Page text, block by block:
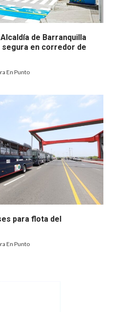
de Barranquilla
en corredor de
En Punto
para flota del
En Punto